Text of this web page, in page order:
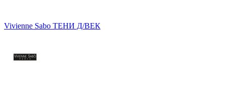
Vivienne Sabo ТЕНИ Д/ВЕК